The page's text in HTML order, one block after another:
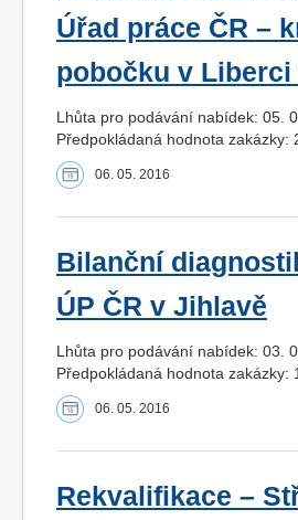
Úřad práce ČR –
pobočku v Liberci
Lhůta pro podávání nabídek: 05.
Předpokládaná hodnota zakázky:
06. 05. 2016
Bilanční
ÚP ČR v Jihlavě
Lhůta pro podávání nabídek: 03.
Předpokládaná hodnota zakázky:
06. 05. 2016
Rekvalifikace –